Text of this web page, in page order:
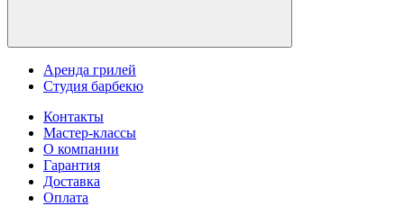
Аренда грилей
Студия барбекю
Контакты
Мастер-классы
О компании
Гарантия
Доставка
Оплата